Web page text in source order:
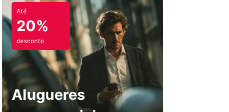
Até
20%
desconto
Alugueres